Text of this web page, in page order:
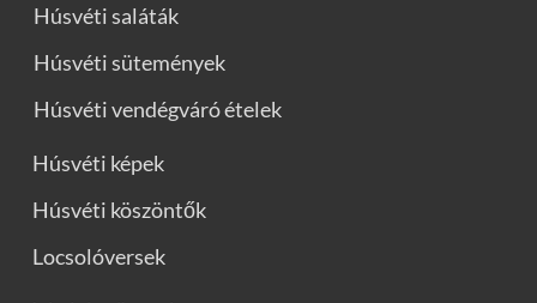
Húsvéti saláták
Húsvéti sütemények
Húsvéti vendégváró ételek
Húsvéti képek
Húsvéti köszöntők
Locsolóversek